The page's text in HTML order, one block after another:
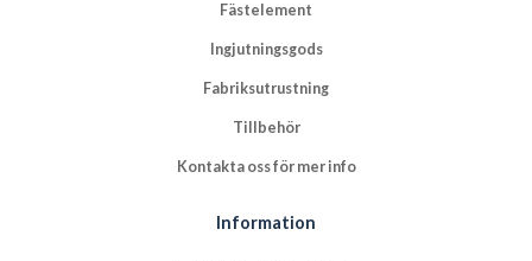
Fästelement
Ingjutningsgods
Fabriksutrustning
Tillbehör
Kontakta oss för mer info
Information